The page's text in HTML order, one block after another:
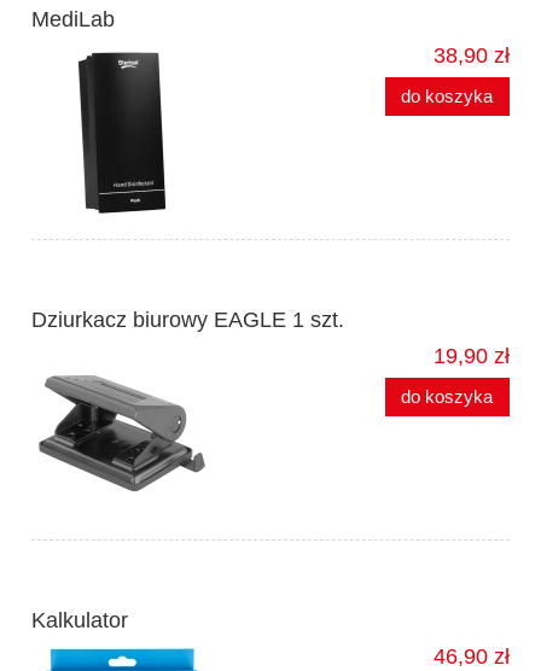
MediLab
38,90 zł
do koszyka
Dziurkacz biurowy EAGLE 1 szt.
19,90 zł
do koszyka
Kalkulator
46,90 zł